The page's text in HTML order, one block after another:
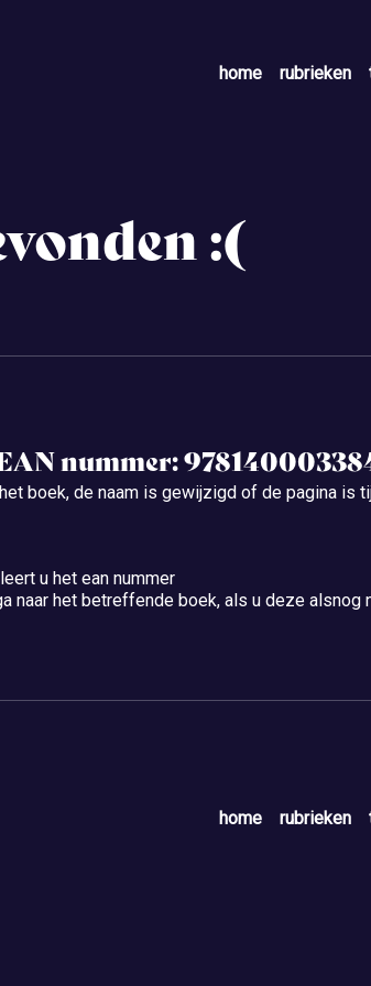
home rubrieken
:(
nummer:
boek, de naam is gewijzigd of de pagina is
u het ean nummer
naar het betreffende boek, als u deze
home rubrieken